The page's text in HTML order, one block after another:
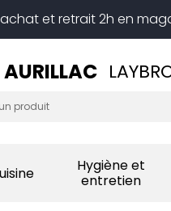
et retrait 2h en
AURILLAC
Hygiène et
entretien